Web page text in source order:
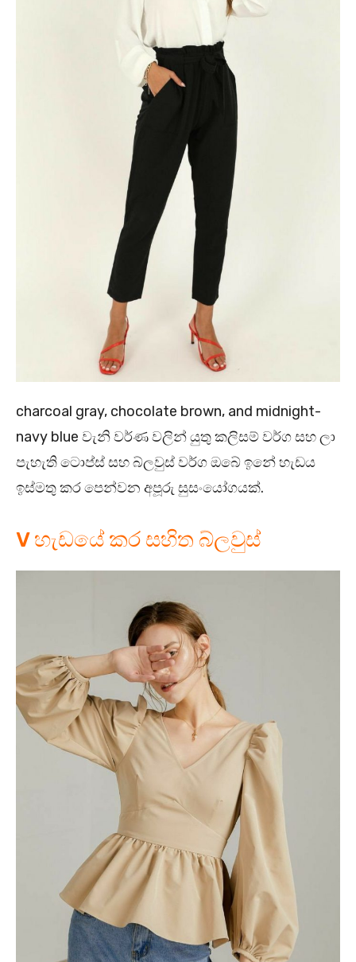
charcoal gray, chocolate brown, and midnight-
navy blue වැනි වර්ණ වලින් යුතු කලිසම් වර්ග සහ ලා
පැහැති ටොප්ස් සහ බ්ලවුස් වර්ග ඔබේ ඉනේ හැඩය
ඉස්මතු කර පෙන්වන අපූරු සුසංයෝගයක්.
V හැඩයේ කර සහිත බ්ලවුස්